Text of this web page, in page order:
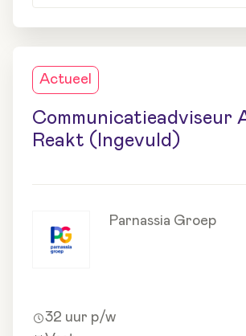
Actueel
Communicatieadviseur
Reakt (Ingevuld)
Parnassia Groep
32 uur p/w